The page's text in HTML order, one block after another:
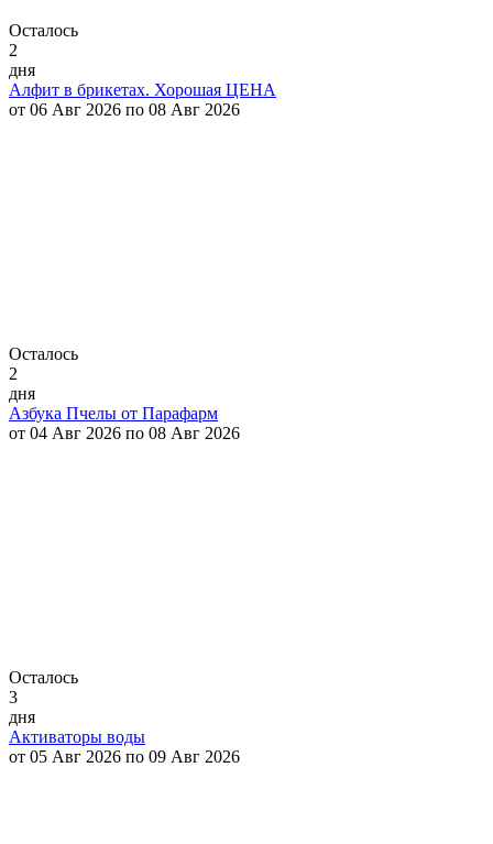
Осталось
2
дня
Алфит в брикетах. Хорошая ЦЕНА
от 06 Авг 2026 по 08 Авг 2026
Осталось
2
дня
Азбука Пчелы от Парафарм
от 04 Авг 2026 по 08 Авг 2026
Осталось
3
дня
Активаторы воды
от 05 Авг 2026 по 09 Авг 2026